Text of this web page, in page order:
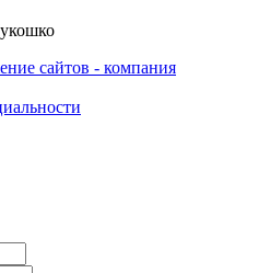
сайтов - компания